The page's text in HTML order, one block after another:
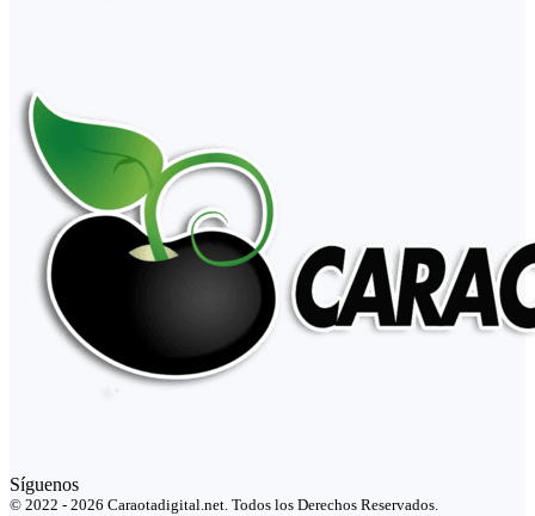
Síguenos
© 2022 - 2026 Caraotadigital.net. Todos los Derechos Reservados.